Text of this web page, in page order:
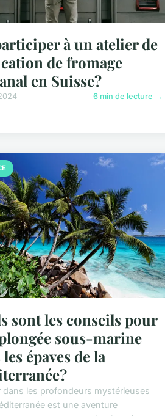
à un atelier de
de fromage
en Suisse?
6 min de lecture →
sont les conseils pour
sous-marine
épaves de la
dans les profondeurs mystérieuses
est une aventure